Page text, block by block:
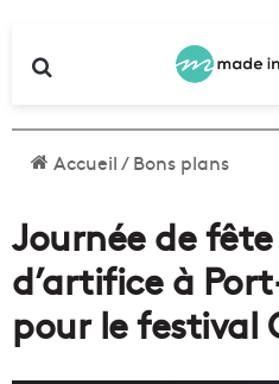
Accueil/Bons plans
Journée de
d’artifice à
pour le festival